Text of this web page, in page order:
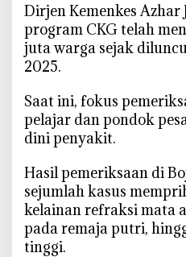
‎Dirjen Kemenkes
program CKG telah
juta warga sejak
2025.
‎Saat ini, fokus
pelajar dan pondok
dini penyakit.
‎Hasil pemeriksaan di
sejumlah kasus
kelainan refraksi mata
pada remaja putri,
tinggi.